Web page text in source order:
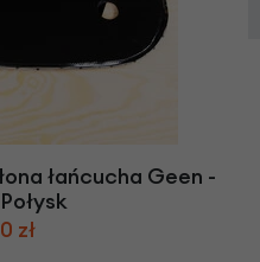
łańcucha Geen -
zł